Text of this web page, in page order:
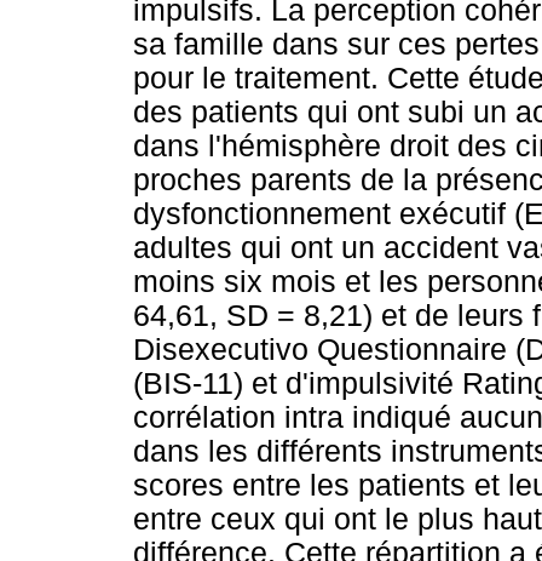
impulsifs. La perception
sa famille dans sur ces
pour le traitement. Cette
des patients qui ont subi un
dans l'hémisphère droit des
proches parents de la
dysfonctionnement exécutif
adultes qui ont un accident
moins six mois et les
64,61, SD = 8,21) et de leurs
Disexecutivo Questionnaire
(BIS-11) et d'impulsivité
corrélation intra indiqué
dans les différents
scores entre les patients et
entre ceux qui ont le plus
différence. Cette répartition